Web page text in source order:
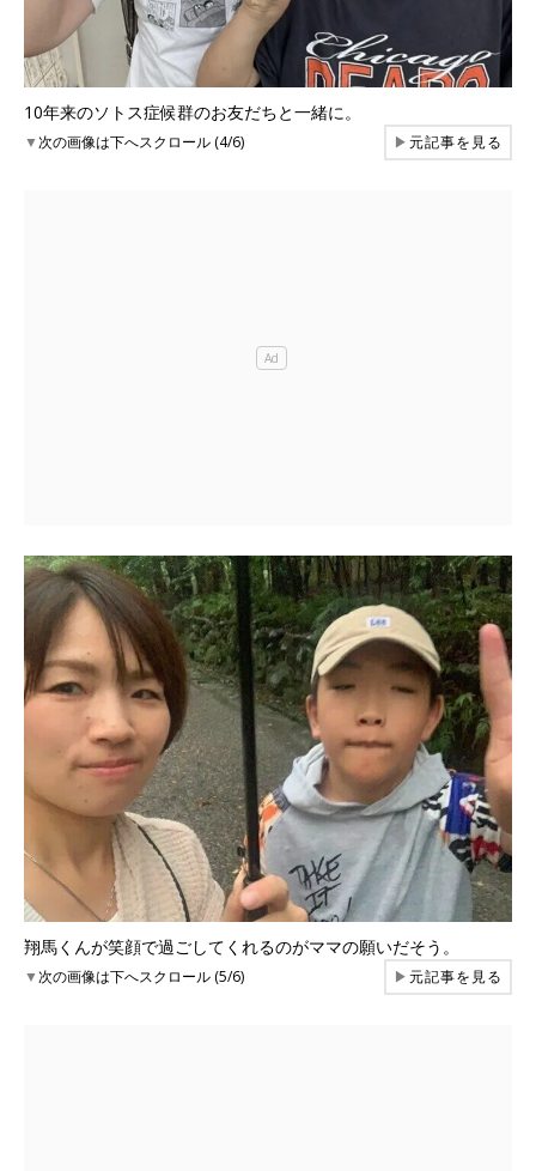
10年来のソトス症候群のお友だちと一緒に。
▼次の画像は下へスクロール (4/6) ▶元記事を見る
翔馬くんが笑顔で過ごしてくれるのがママの願いだそう。
▼次の画像は下へスクロール (5/6) ▶元記事を見る